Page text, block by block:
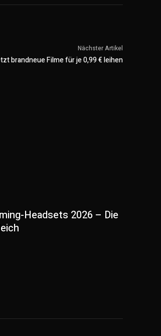
Nächster Artikel
brandneue Filme für je 0,99 € leihen
Headsets 2026 – Die